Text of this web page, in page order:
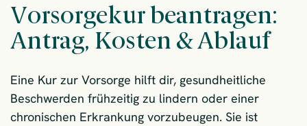
Vorsorgekur beantragen:
Antrag, Kosten & Ablauf
Eine Kur zur Vorsorge hilft dir, gesundheitliche
Beschwerden frühzeitig zu lindern oder einer
chronischen Erkrankung vorzubeugen. Sie ist